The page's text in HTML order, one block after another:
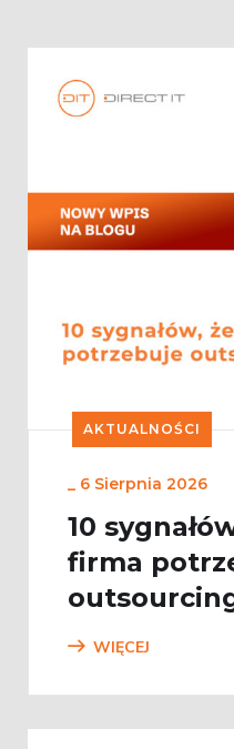
AKTUALNOŚCI
_ 6 Sierpnia 2026
10
firma
WIĘCEJ